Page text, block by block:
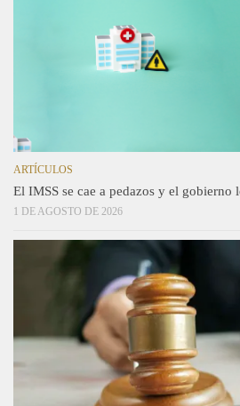
ARTÍCULOS
El IMSS se cae a pedazos y el gobierno
1 DE AGOSTO DE 2026